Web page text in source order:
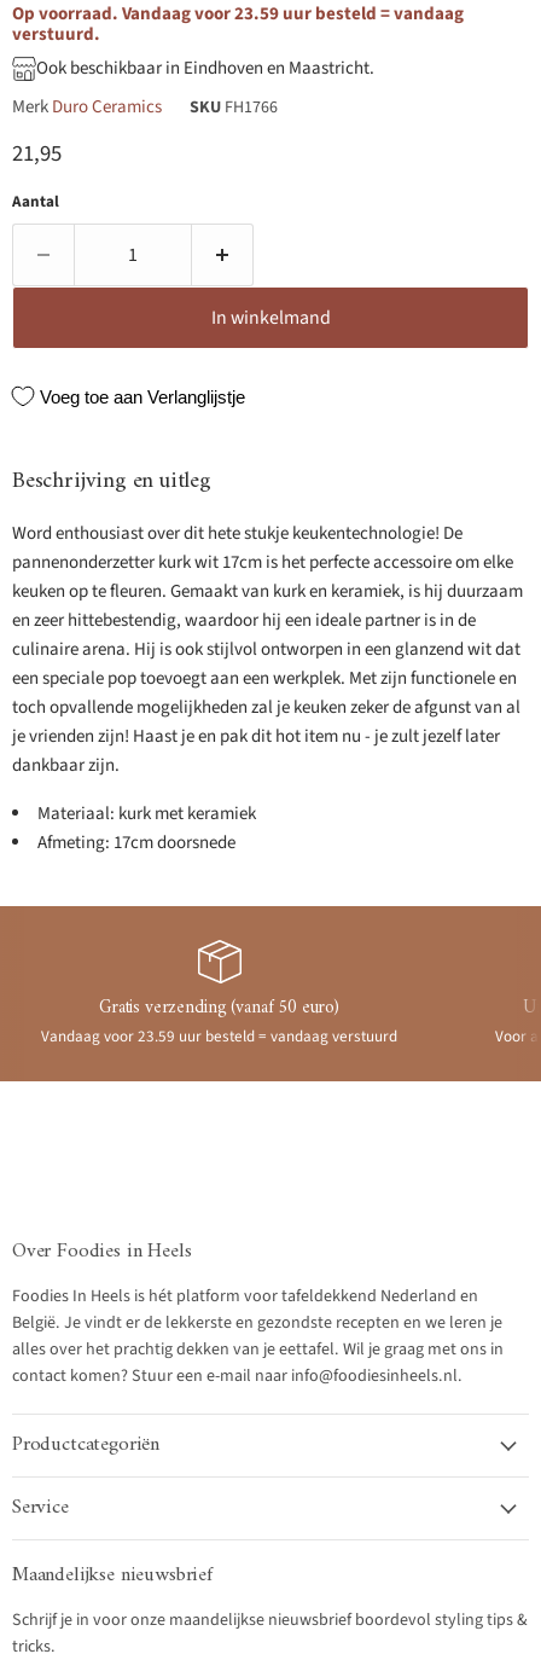
Op voorraad. Vandaag voor 23.59 uur besteld = vandaag
verstuurd.
Ook beschikbaar in Eindhoven en Maastricht.
MerkDuro Ceramics SKU FH1766
Huidige prijs
21,95
Aantal
In winkelmand
Voeg toe aan Verlanglijstje
Beschrijving en uitleg
Word enthousiast over dit hete stukje keukentechnologie! De
pannenonderzetter kurk wit 17cm is het perfecte accessoire om elke
keuken op te fleuren. Gemaakt van kurk en keramiek, is hij duurzaam
en zeer hittebestendig, waardoor hij een ideale partner is in de
culinaire arena. Hij is ook stijlvol ontworpen in een glanzend wit dat
een speciale pop toevoegt aan een werkplek. Met zijn functionele en
toch opvallende mogelijkheden zal je keuken zeker de afgunst van al
je vrienden zijn! Haast je en pak dit hot item nu - je zult jezelf later
dankbaar zijn.
Materiaal: kurk met keramiek
Afmeting: 17cm doorsnede
Gratis verzending (vanaf 50 euro)
Vandaag voor 23.59 uur besteld = vandaag verstuurd Voor
Over Foodies in Heels
Foodies In Heels is hét platform voor tafeldekkend Nederland en
België. Je vindt er de lekkerste en gezondste recepten en we leren je
alles over het prachtig dekken van je eettafel. Wil je graag met ons in
contact komen? Stuur een e-mail naar info@foodiesinheels.nl.
Productcategoriën
Service
Maandelijkse nieuwsbrief
Schrijf je in voor onze maandelijkse nieuwsbrief boordevol styling tips &
tricks.